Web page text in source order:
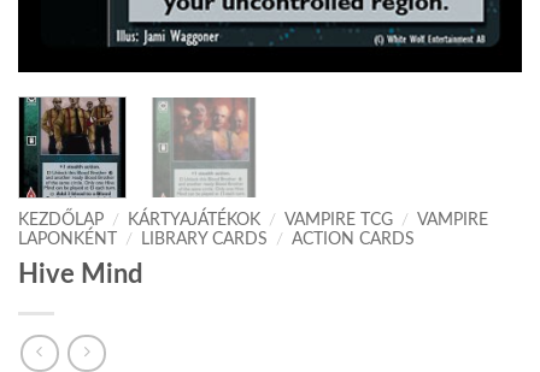
KEZDŐLAP / KÁRTYAJÁTÉKOK / VAMPIRE TCG /
VAMPIRE
LAPONKÉNT
/ LIBRARY CARDS / ACTION CARDS
Hive Mind